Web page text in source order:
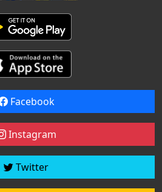
Facebook
Instagram
Twitter